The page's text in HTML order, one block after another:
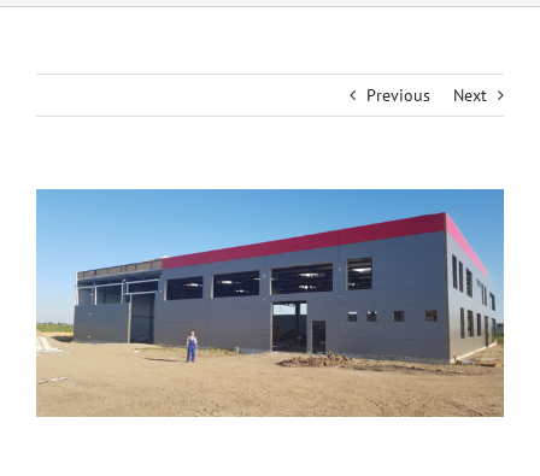
Previous Next